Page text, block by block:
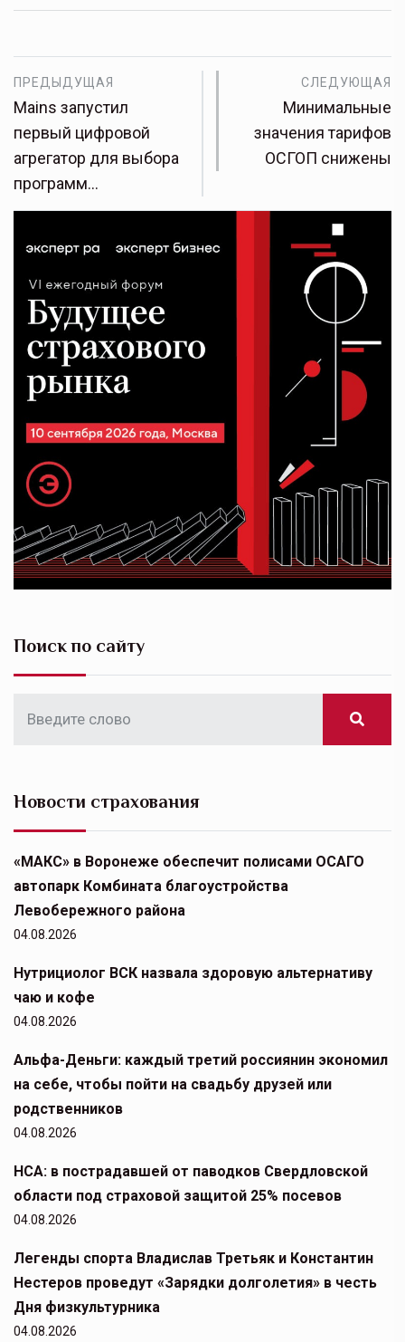
ПРЕДЫДУЩАЯ
Mains запустил
первый цифровой
агрегатор для выбора
программ…
СЛЕДУЮЩАЯ
Минимальные
значения тарифов
ОСГОП снижены
Поиск по сайту
Новости страхования
«МАКС» в Воронеже обеспечит полисами ОСАГО
автопарк Комбината благоустройства
Левобережного района
04.08.2026
Нутрициолог ВСК назвала здоровую альтернативу
чаю и кофе
04.08.2026
Альфа-Деньги: каждый третий россиянин экономил
на себе, чтобы пойти на свадьбу друзей или
родственников
04.08.2026
НСА: в пострадавшей от паводков Свердловской
области под страховой защитой 25% посевов
04.08.2026
Легенды спорта Владислав Третьяк и Константин
Нестеров проведут «Зарядки долголетия» в честь
Дня физкультурника
04.08.2026